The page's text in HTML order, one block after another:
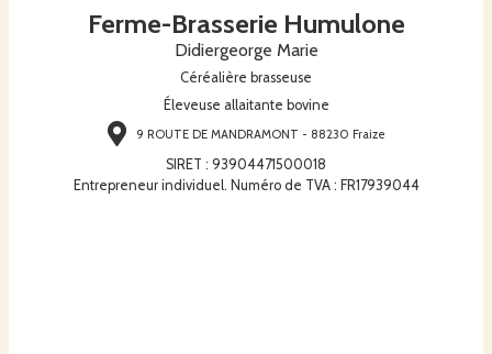
Ferme-Brasserie Humulone
Didiergeorge Marie
Céréalière brasseuse
Éleveuse allaitante bovine
9 ROUTE DE MANDRAMONT - 88230 Fraize
SIRET : 93904471500018
Entrepreneur individuel. Numéro de TVA : FR17939044